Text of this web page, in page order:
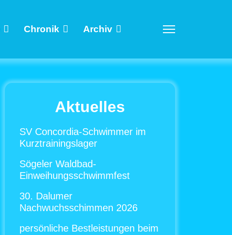
Chronik Archiv
Aktuelles
SV Concordia-Schwimmer im
Kurztrainingslager
Sögeler Waldbad-
Einweihungsschwimmfest
30. Dalumer
Nachwuchsschimmen 2026
persönliche Bestleistungen beim